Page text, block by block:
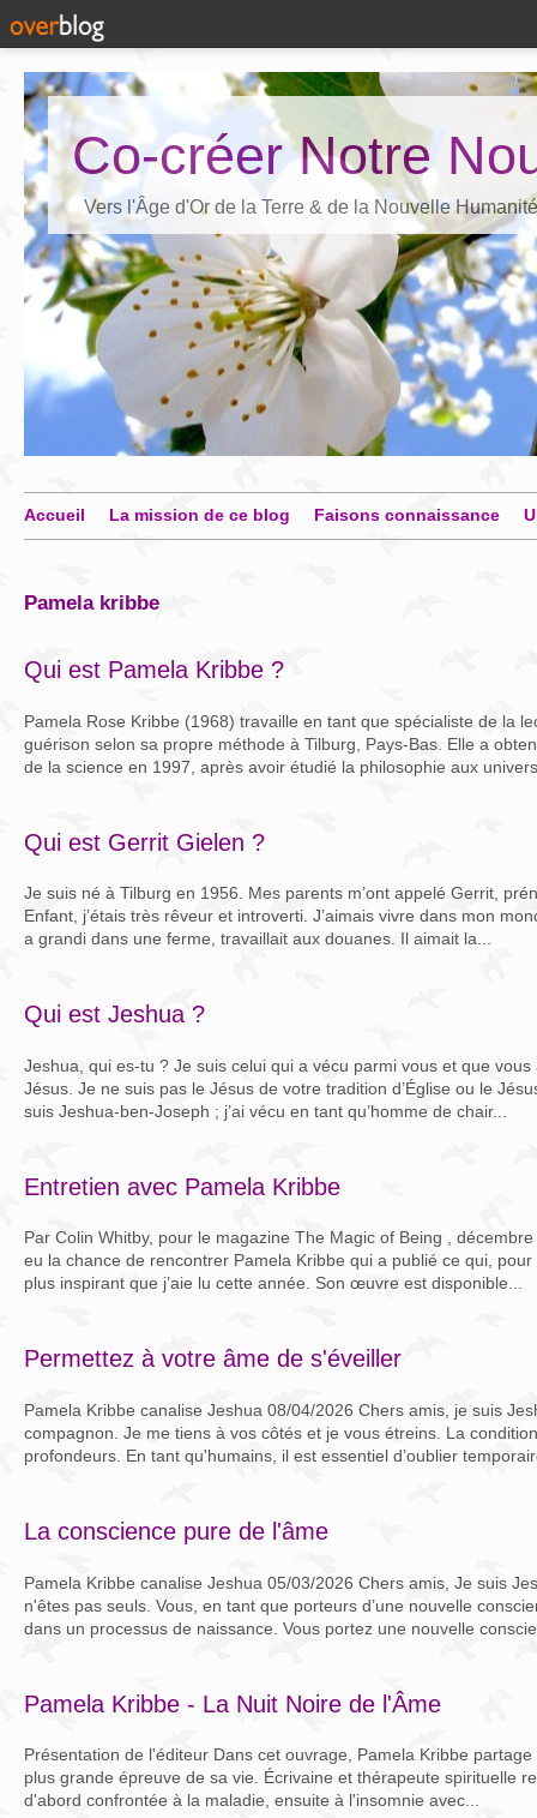
Co-créer Notre
Vers l'Âge d'Or de la Terre & de la Nouvelle Humanité
Accueil La mission de ce blog Faisons connaissance
pamela kribbe
Qui est Pamela Kribbe ?
Pamela Rose Kribbe (1968) travaille en tant que spécialiste de la
guérison selon sa propre méthode à Tilburg, Pays-Bas. Elle a
de la science en 1997, après avoir étudié la philosophie aux
Qui est Gerrit Gielen ?
Je suis né à Tilburg en 1956. Mes parents m’ont appelé Gerrit,
Enfant, j’étais très rêveur et introverti. J’aimais vivre dans mon
a grandi dans une ferme, travaillait aux douanes. Il aimait la...
Qui est Jeshua ?
Jeshua, qui es-tu ? Je suis celui qui a vécu parmi vous et que
Jésus. Je ne suis pas le Jésus de votre tradition d’Église ou le
suis Jeshua-ben-Joseph ; j’ai vécu en tant qu’homme de chair...
Entretien avec Pamela Kribbe
Par Colin Whitby, pour le magazine The Magic of Being ,
eu la chance de rencontrer Pamela Kribbe qui a publié ce qui,
plus inspirant que j’aie lu cette année. Son œuvre est disponible...
Permettez à votre âme de s'éveiller
Pamela Kribbe canalise Jeshua 08/04/2026 Chers amis, je suis
compagnon. Je me tiens à vos côtés et je vous étreins. La
profondeurs. En tant qu'humains, il est essentiel d’oublier
La conscience pure de l'âme
Pamela Kribbe canalise Jeshua 05/03/2026 Chers amis, Je suis
n'êtes pas seuls. Vous, en tant que porteurs d’une nouvelle
dans un processus de naissance. Vous portez une nouvelle
Pamela Kribbe - La Nuit Noire de l'Âme
Présentation de l'éditeur Dans cet ouvrage, Pamela Kribbe
plus grande épreuve de sa vie. Écrivaine et thérapeute spirituelle
d'abord confrontée à la maladie, ensuite à l'insomnie avec...